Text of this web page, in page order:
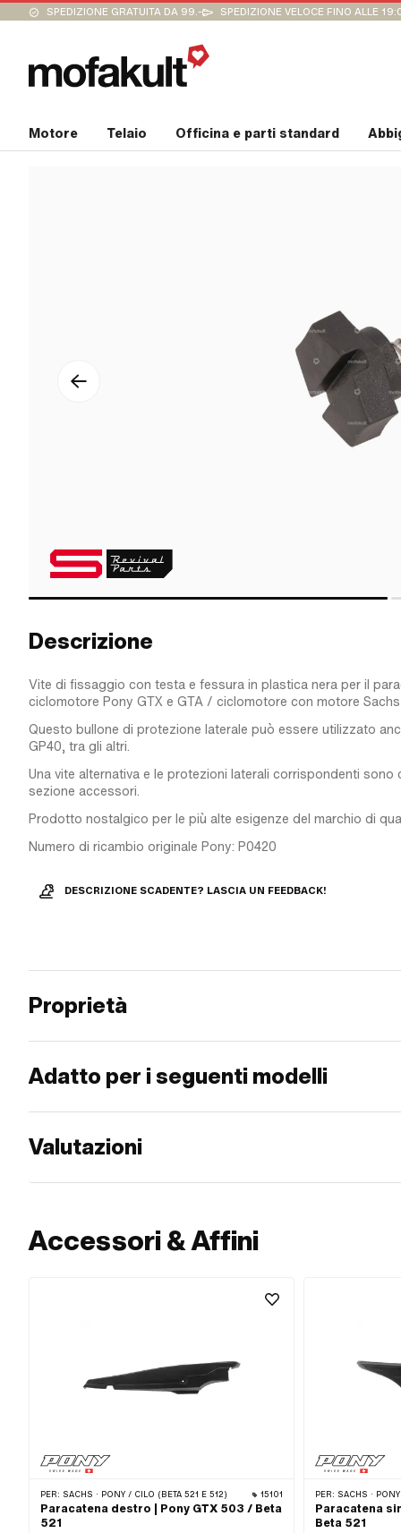
SPEDIZIONE GRATUITA DA 99.- SPEDIZIONE VELOCE FINO ALLE
Motore Telaio Officina e parti standard
Descrizione
Vite di fissaggio con testa e fessura in plastica nera per il
ciclomotore Pony GTX e GTA / ciclomotore con motore
Questo bullone di protezione laterale può essere utilizzato
GP40, tra gli altri.
Una vite alternativa e le protezioni laterali corrispondenti sono
sezione accessori.
Prodotto nostalgico per le più alte esigenze del marchio di
Numero di ricambio originale Pony: P0420
DESCRIZIONE SCADENTE? LASCIA UN FEEDBACK!
Proprietà
Adatto per i seguenti modelli
Valutazioni
Accessori & Affini
PER: SACHS · PONY / CILO (BETA 521 E 512) 15101
Paracatena destro | Pony GTX 503 / Beta
521
PER: SACHS ·
Paracatena
Beta 521